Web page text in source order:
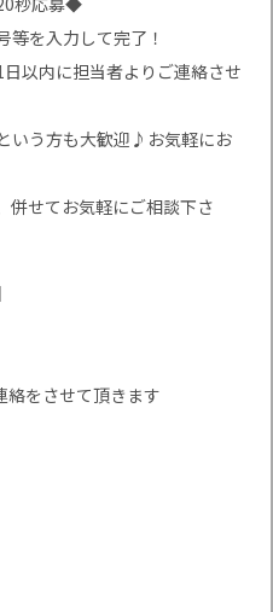
等を入力して完了！
以内に担当者よりご連絡させ
いう方も大歓迎♪お気軽にお
せてお気軽にご相談下さ
絡をさせて頂きます